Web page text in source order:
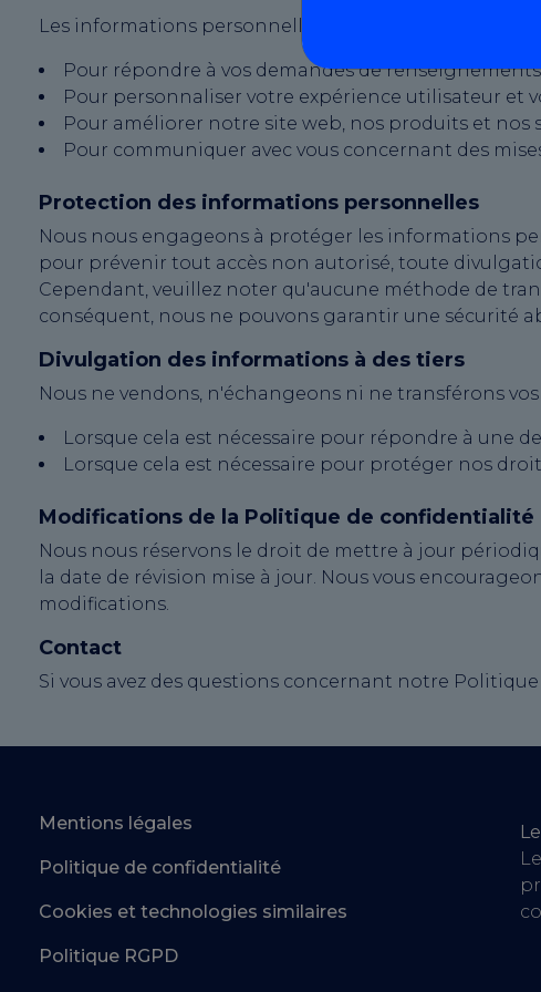
Les informations personnelles que nous collectons
Pour répondre à vos demandes de
Pour personnaliser votre expérience utilisateur et
Pour améliorer notre site web, nos produits et nos
Pour communiquer avec vous concernant des
Protection des informations personnelles
Nous nous engageons à protéger les informations
pour prévenir tout accès non autorisé, toute
Cependant, veuillez noter qu'aucune méthode de
conséquent, nous ne pouvons garantir une sécurité
Divulgation des informations à des tiers
Nous ne vendons, n'échangeons ni ne transférons
Lorsque cela est nécessaire pour répondre à une
Lorsque cela est nécessaire pour protéger nos
Modifications de la Politique de confidentialité
Nous nous réservons le droit de mettre à jour
la date de révision mise à jour. Nous vous
modifications.
Contact
Si vous avez des questions concernant notre
Mentions légales
Politique de confidentialité
Cookies et technologies similaires
Politique RGPD